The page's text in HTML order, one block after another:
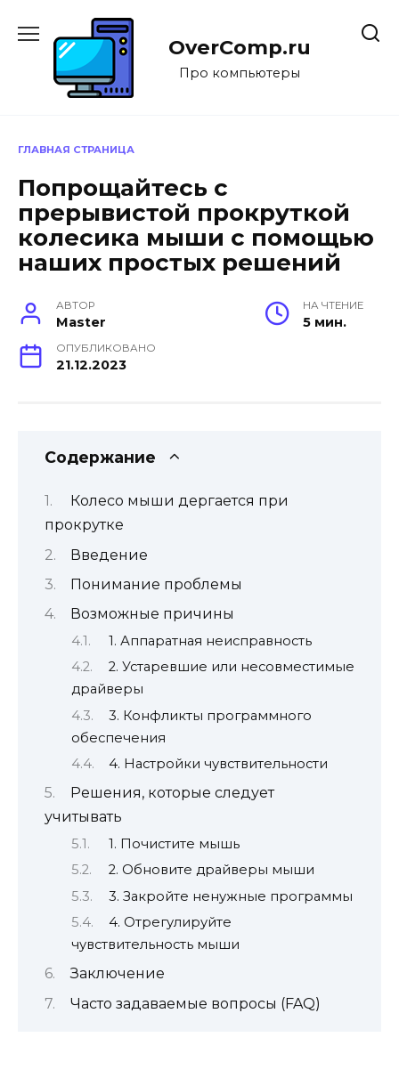
содержанию
OverComp.ru
Про компьютеры
ГЛАВНАЯ СТРАНИЦА
Попрощайтесь с
прерывистой прокруткой
колесика мыши с помощью
наших простых решений
АВТОР
Master
НА ЧТЕНИЕ
5 мин.
ОПУБЛИКОВАНО
21.12.2023
Содержание
Колесо мыши дергается при
прокрутке
Введение
Понимание проблемы
Возможные причины
1. Аппаратная неисправность
2. Устаревшие или несовместимые
драйверы
3. Конфликты программного
обеспечения
4. Настройки чувствительности
Решения, которые следует
учитывать
1. Почистите мышь
2. Обновите драйверы мыши
3. Закройте ненужные программы
4. Отрегулируйте
чувствительность мыши
Заключение
Часто задаваемые вопросы (FAQ)